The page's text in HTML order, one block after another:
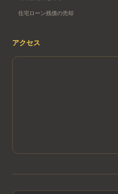
住宅ローン残債の売却
アクセス